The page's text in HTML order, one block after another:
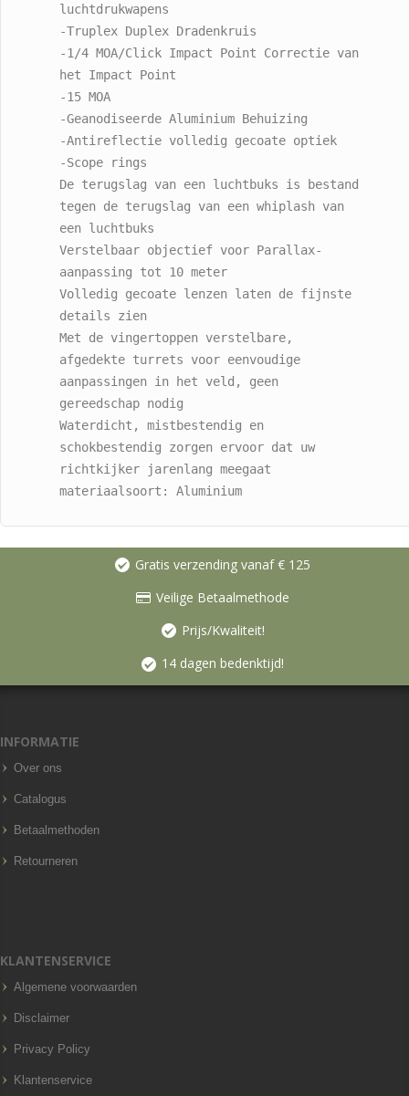
luchtdrukwapens
-Truplex Duplex Dradenkruis
-1/4 MOA/Click Impact Point Correctie van
het Impact Point
-15 MOA
-Geanodiseerde Aluminium Behuizing
-Antireflectie volledig gecoate optiek
-Scope rings
De terugslag van een luchtbuks is bestand
tegen de terugslag van een whiplash van
een luchtbuks
Verstelbaar objectief voor Parallax-
aanpassing tot 10 meter
Volledig gecoate lenzen laten de fijnste
details zien
Met de vingertoppen verstelbare,
afgedekte turrets voor eenvoudige
aanpassingen in het veld, geen
gereedschap nodig
Waterdicht, mistbestendig en
schokbestendig zorgen ervoor dat uw
richtkijker jarenlang meegaat
materiaalsoort: Aluminium
Gratis verzending vanaf € 125
Veilige Betaalmethode
Prijs/Kwaliteit!
14 dagen bedenktijd!
INFORMATIE
Over ons
Catalogus
Betaalmethoden
Retourneren
KLANTENSERVICE
Algemene voorwaarden
Disclaimer
Privacy Policy
Klantenservice